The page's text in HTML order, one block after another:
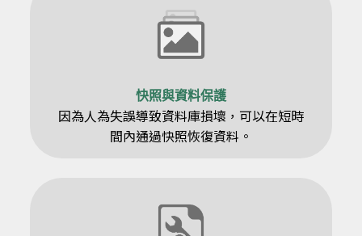
快照與資料保護
因為人為失誤導致資料庫損壞，可以在短時
間內通過快照恢復資料。